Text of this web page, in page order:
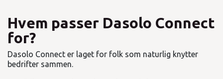
Hvem passer Dasolo Connect
for?
Dasolo Connect er laget for folk som naturlig knytter
bedrifter sammen.